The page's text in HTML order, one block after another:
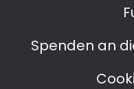
Spenden an